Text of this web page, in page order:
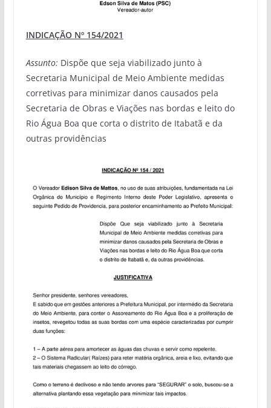
INDICAÇÃO Nº 154/2021
Assunto: Dispõe que seja viabilizado junto à
Secretaria Municipal de Meio Ambiente medidas
corretivas para minimizar danos causados pela
Secretaria de Obras e Viações nas bordas e leito do
Rio Água Boa que corta o distrito de Itabatã e da
outras providências